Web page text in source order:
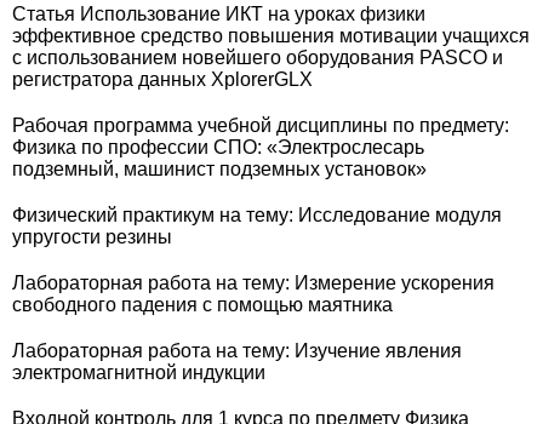
Статья Использование ИКТ на уроках физики
эффективное средство повышения мотивации учащихся
с использованием новейшего оборудования PASCO и
регистратора данных XplorerGLX
Рабочая программа учебной дисциплины по предмету:
Физика по профессии СПО: «Электрослесарь
подземный, машинист подземных установок»
Физический практикум на тему: Исследование модуля
упругости резины
Лабораторная работа на тему: Измерение ускорения
свободного падения с помощью маятника
Лабораторная работа на тему: Изучение явления
электромагнитной индукции
Входной контроль для 1 курса по предмету Физика